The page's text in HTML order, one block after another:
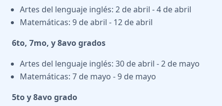
Artes del lenguaje inglés: 2 de abril - 4 de abril
Matemáticas: 9 de abril - 12 de abril
6to, 7mo, y 8avo grados
Artes del lenguaje inglés: 30 de abril - 2 de mayo
Matemáticas: 7 de mayo - 9 de mayo
5to y 8avo grado